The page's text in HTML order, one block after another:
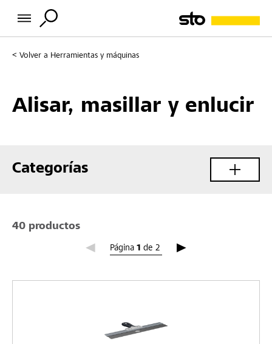
Volver a Herramientas y máquinas
Alisar, masillar y enlucir
Categorías
40 productos
Página 1 de 2
Página 1